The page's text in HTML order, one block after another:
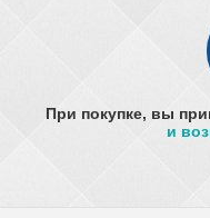
При покупке, вы
и